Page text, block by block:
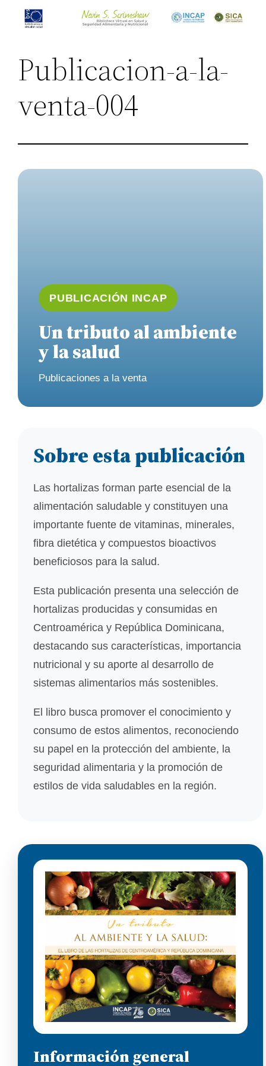
Saltar
Publicacion-a-la-
venta-004
PUBLICACIÓN INCAP
Un tributo al ambiente
y la salud
Publicaciones a la venta
Sobre esta publicación
Las hortalizas forman parte esencial de la
alimentación saludable y constituyen una
importante fuente de vitaminas, minerales,
fibra dietética y compuestos bioactivos
beneficiosos para la salud.
Esta publicación presenta una selección de
hortalizas producidas y consumidas en
Centroamérica y República Dominicana,
destacando sus características, importancia
nutricional y su aporte al desarrollo de
sistemas alimentarios más sostenibles.
El libro busca promover el conocimiento y
consumo de estos alimentos, reconociendo
su papel en la protección del ambiente, la
seguridad alimentaria y la promoción de
estilos de vida saludables en la región.
Información general